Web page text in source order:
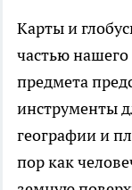
Карты и
частью
предмета
инструменты
географии и
пор как